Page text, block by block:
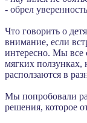
- обрел
Что говорить о
внимание, если
интересно. Мы все
мягких
расползаются в
Мы попробовали
решения, которое